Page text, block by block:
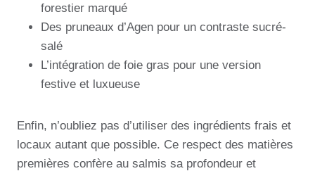
forestier marqué
Des pruneaux d’Agen pour un contraste sucré-
salé
L’intégration de foie gras pour une version
festive et luxueuse
Enfin, n’oubliez pas d’utiliser des ingrédients frais et
locaux autant que possible. Ce respect des matières
premières confère au salmis sa profondeur et